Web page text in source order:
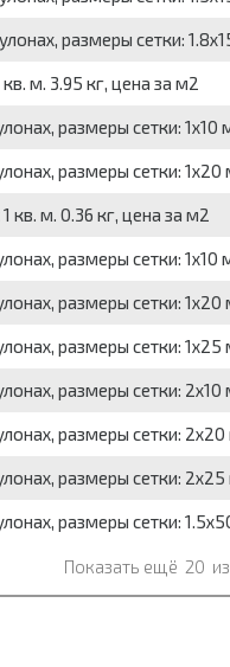
размеры сетки:
м. 3.95 кг, цена за м2
размеры сетки: 1x10
размеры сетки: 1x20
кв. м. 0.36 кг, цена за м2
размеры сетки: 1x10
размеры сетки: 1x20
размеры сетки: 1x25
размеры сетки: 2x10
размеры сетки: 2x20
размеры сетки: 2x25
размеры сетки:
Показать ещё 20 из